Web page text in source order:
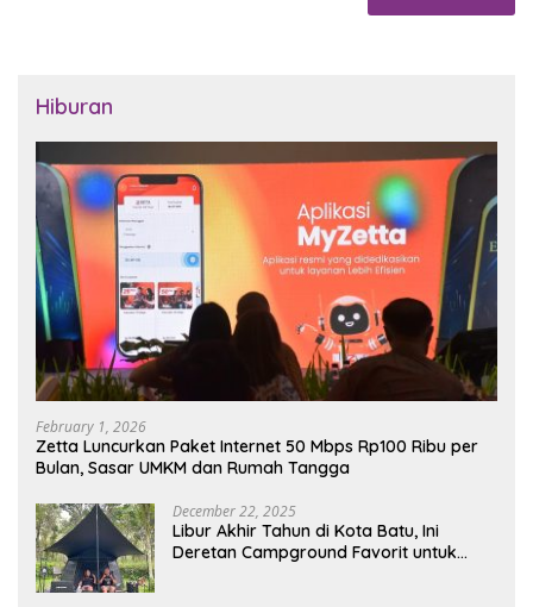
Hiburan
February 1, 2026
Zetta Luncurkan Paket Internet 50 Mbps Rp100 Ribu per
Bulan, Sasar UMKM dan Rumah Tangga
December 22, 2025
Libur Akhir Tahun di Kota Batu, Ini
Deretan Campground Favorit untuk